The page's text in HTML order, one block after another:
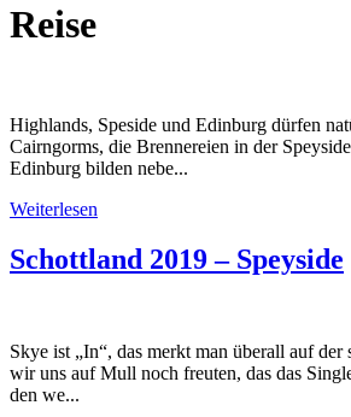
Reise
Highlands, Speside und Edinburg dürfen
Cairngorms, die Brennereien in der
Edinburg bilden nebe...
Weiterlesen
Schottland 2019 – Speyside
Skye ist „In“, das merkt man überall auf der
wir uns auf Mull noch freuten, das das
den we...